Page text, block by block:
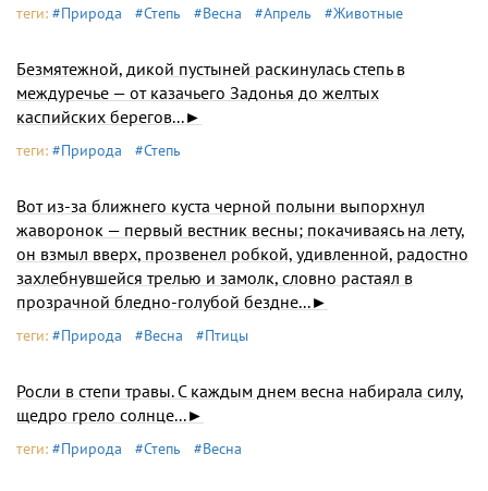
теги: #Природа #Степь #Весна #Апрель #Животные
Безмятежной, дикой пустыней раскинулась степь в
междуречье — от казачьего Задонья до желтых
каспийских берегов...►
теги: #Природа #Степь
Вот из-за ближнего куста черной полыни выпорхнул
жаворонок — первый вестник весны; покачиваясь на лету,
он взмыл вверх, прозвенел робкой, удивленной, радостно
захлебнувшейся трелью и замолк, словно растаял в
прозрачной бледно-голубой бездне...►
теги: #Природа #Весна #Птицы
Росли в степи травы. С каждым днем весна набирала силу,
щедро грело солнце...►
теги: #Природа #Степь #Весна